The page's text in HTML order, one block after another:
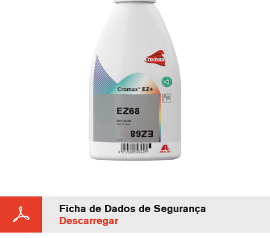
Ficha de Dados de Segurança
Descarregar